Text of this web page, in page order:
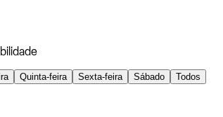
Quinta-feira Sexta-feira Sábado Todos